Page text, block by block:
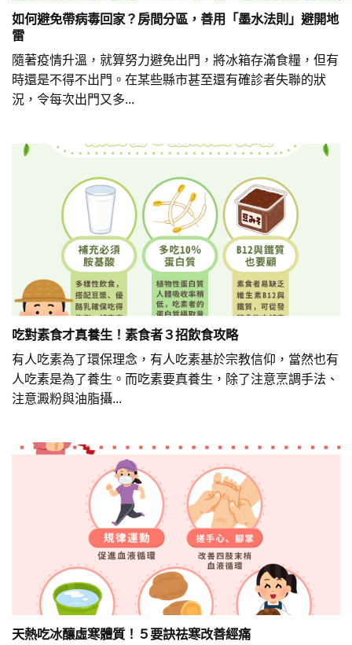
如何避免帶病毒回家？房間分區，善用「墨水法則」避開地
雷
隨著疫情升溫，就算努力避免出門，將冰箱存滿食糧，但有
時還是不得不出門。在某些縣市甚至還有確診者失聯的狀
況，令每次出門又多...
吃對素食才真養生！素食者３招飲食攻略
有人吃素為了環保理念，有人吃素基於宗教信仰，當然也有
人吃素是為了養生。而吃素要真養生，除了注意烹調手法、
注意澱粉與油脂攝...
天熱吃冰釀虛寒體質！５要訣祛寒改善經痛